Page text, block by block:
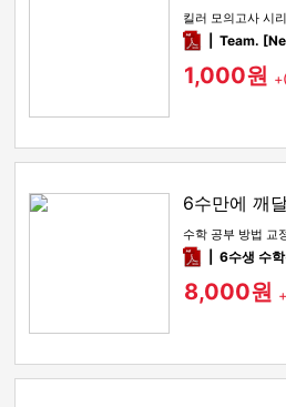
킬러 모의고사 시
pdfTeam.
1,000원 +
6수만에 깨
수학 공부 방법 교
pdf6수생 수
8,000원 +